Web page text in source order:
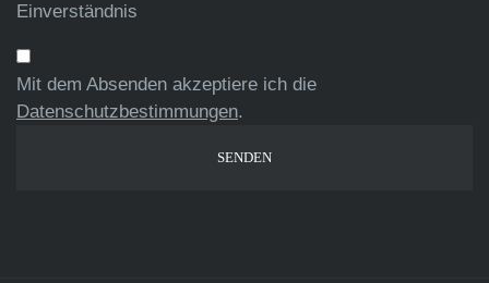
Einverständnis
Mit dem Absenden akzeptiere ich die
Datenschutzbestimmungen.